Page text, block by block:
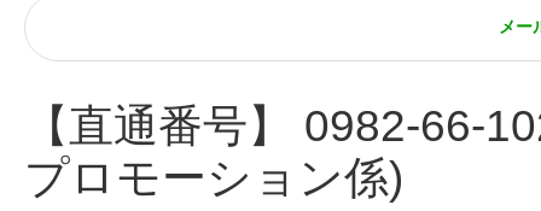
メー
【直通番号】 0982-66-
プロモーション係)